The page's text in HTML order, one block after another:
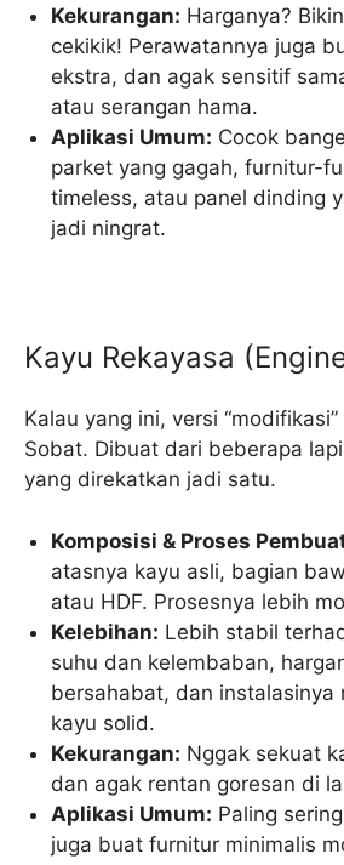
Kekurangan: Harganya?
cekikik! Perawatannya juga
ekstra, dan agak sensitif
atau serangan hama.
Aplikasi Umum: Cocok
parket yang gagah, furnitur-
timeless, atau panel dinding
jadi ningrat.
Kayu Rekayasa
Kalau yang ini, versi
Sobat. Dibuat dari beberapa
yang direkatkan jadi satu.
Komposisi & Proses
atasnya kayu asli, bagian
atau HDF. Prosesnya lebih
Kelebihan: Lebih stabil
suhu dan kelembaban,
bersahabat, dan instalasinya
kayu solid.
Kekurangan: Nggak sekuat
dan agak rentan goresan di
Aplikasi Umum: Paling
juga buat furnitur minimalis